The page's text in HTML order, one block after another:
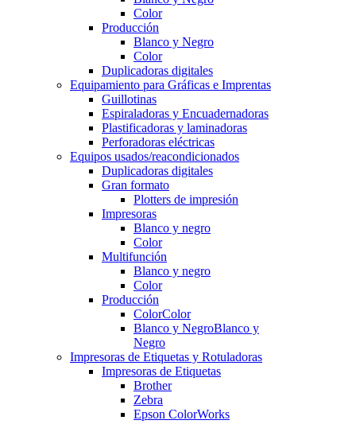
Color
Producción
Blanco y Negro
Color
Duplicadoras digitales
Equipamiento para Gráficas e Imprentas
Guillotinas
Espiraladoras y Encuadernadoras
Plastificadoras y laminadoras
Perforadoras eléctricas
Equipos usados/reacondicionados
Duplicadoras digitales
Gran formato
Plotters de impresión
Impresoras
Blanco y negro
Color
Multifunción
Blanco y negro
Color
Producción
ColorColor
Blanco y NegroBlanco y
Negro
Impresoras de Etiquetas y Rotuladoras
Impresoras de Etiquetas
Brother
Zebra
Epson ColorWorks